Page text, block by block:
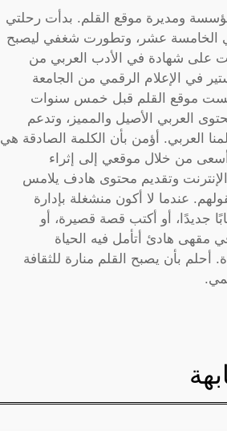
ومديرة موقع القلم. بدأت رحلتي
الخامسة عشر، وتطورت شغفي ليصبح
على شهادة في الأدب العربي من
في الإعلام الرقمي من الجامعة
موقع القلم قبل خمس سنوات
العربي الأصيل والمميز، وتدعم
العربي. أؤمن بأن الكلمة الصادقة هي
من خلال موقعي إلى إثراء
وتقديم محتوى هادف يلامس
عندما لا أكون منشغلة بإدارة
جديدًا، أو أكتب قصة قصيرة، أو
مقهى هادئ أتأمل فيه الحياة
أحلم بأن يصبح القلم منارة للثقافة